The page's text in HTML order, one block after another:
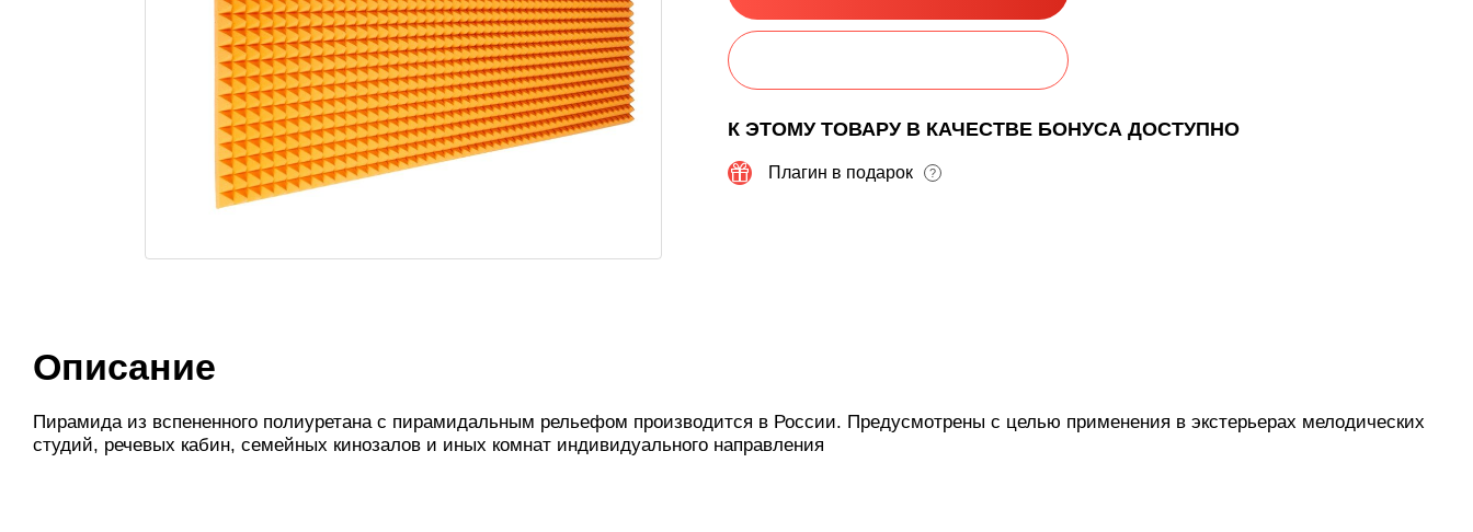
К ЭТОМУ ТОВАРУ В КАЧЕСТВЕ БОНУСА ДОСТУПНО
Плагин в подарок ?
Описание
Пирамида из вспененного полиуретана с пирамидальным рельефом производится в России. Предусмотрены с целью применения в экстерьерах мелодических
студий, речевых кабин, семейных кинозалов и иных комнат индивидуального направления